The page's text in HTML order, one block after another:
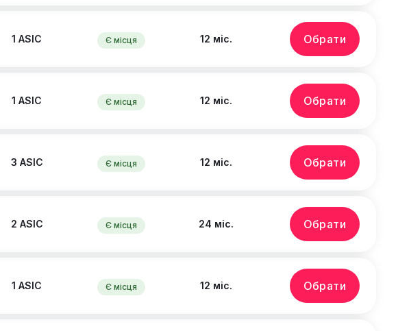
1 ASIC Є місця 12 міс. Обрати
1 ASIC Є місця 12 міс. Обрати
3 ASIC Є місця 12 міс. Обрати
2 ASIC Є місця 24 міс. Обрати
1 ASIC Є місця 12 міс. Обрати